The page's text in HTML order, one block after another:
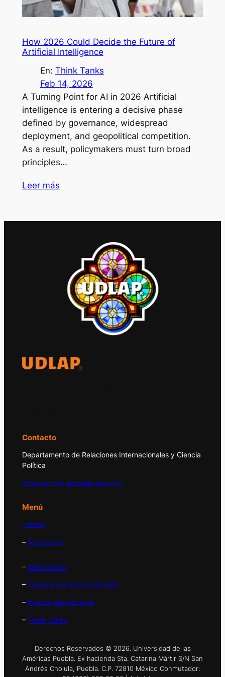
How 2026 Could Decide the Future of
Artificial Intelligence
En: Think Tanks
Feb 14, 2026
A Turning Point for AI in 2026 Artificial
intelligence is entering a decisive phase
defined by governance, widespread
deployment, and geopolitical competition.
As a result, policymakers must turn broad
principles…
Leer más
Contacto
Departamento de Relaciones Internacionales y Ciencia
Política
observatorio.global@udlap.mx
Menú
– Inicio
– Acerca de
– APEC/PECC
– Organismos Internacionales
– Prensa Internacional
– Think Tanks
Derechos Reservados © 2026. Universidad de las
Américas Puebla. Ex hacienda Sta. Catarina Mártir S/N San
Andrés Cholula, Puebla. C.P. 72810 México Conmutador: